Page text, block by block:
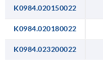
K0984.020150022
K0984.020180022
K0984.023200022